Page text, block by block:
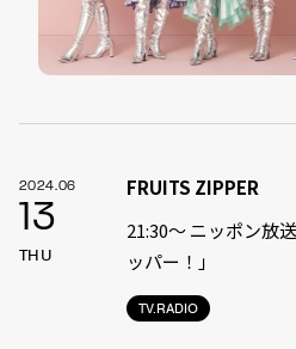
2024.06
13
THU
TV.RADIO
FRUITS ZIPPER
21:30〜 ニッポン放
ッパー！」